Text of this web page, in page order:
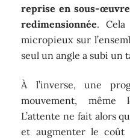
reprise en sous-
redimensionnée.
micropieux sur
seul un angle a subi un
À l’inverse, une
mouvement, même
L’attente ne fait alors
et augmenter le